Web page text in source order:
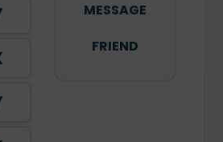
MESSAGE
FRIEND